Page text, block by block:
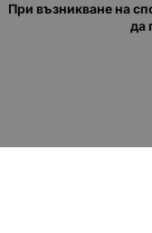
При възникване на
да